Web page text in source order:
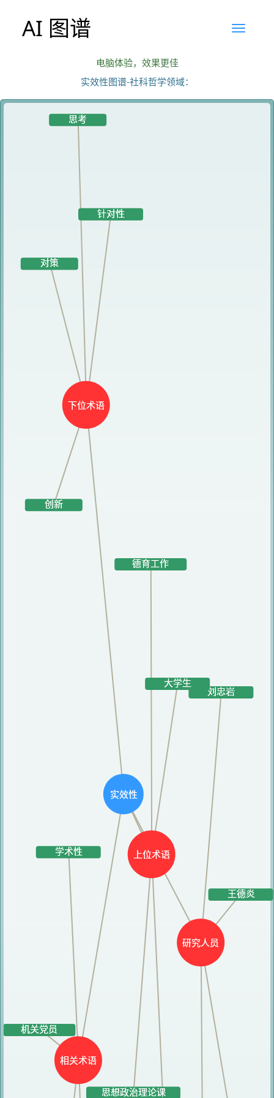
AI 图谱
电脑体验，效果更佳
实效性图谱-社科哲学领域：